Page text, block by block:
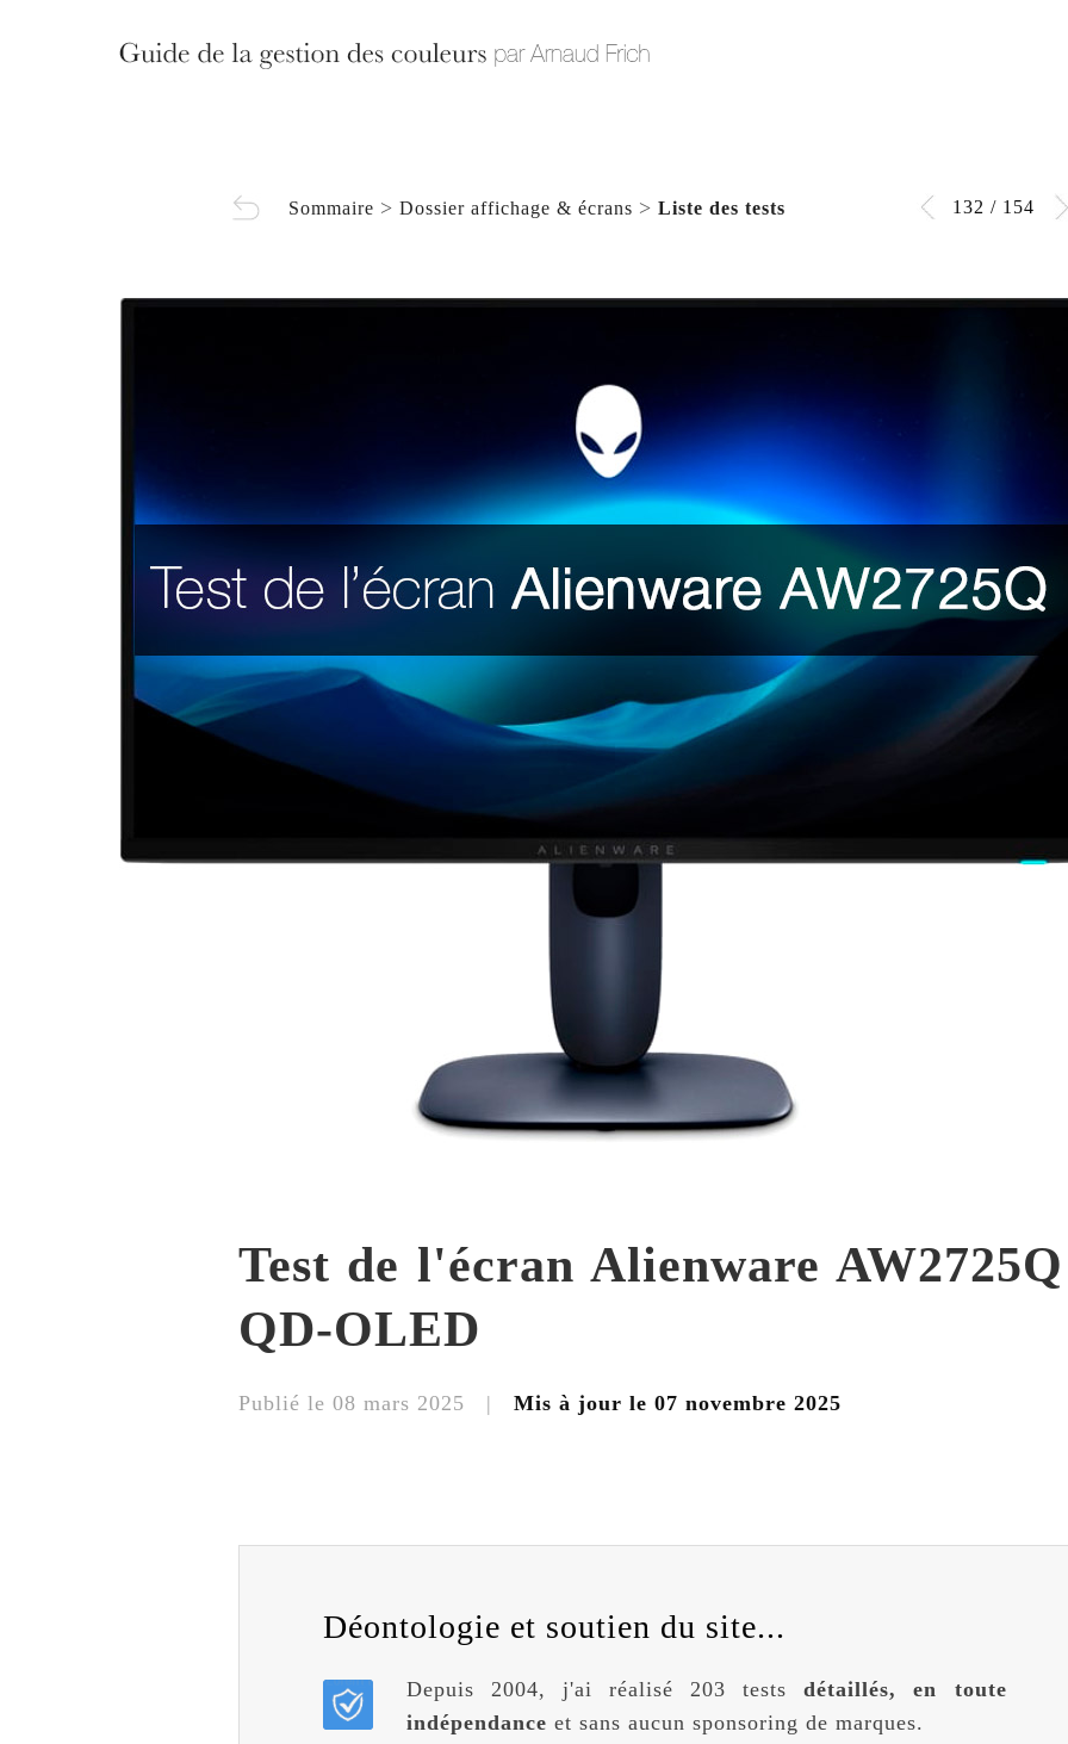
Sommaire > Dossier affichage & écrans > Liste des tests 132 / 154
Test de l'écran Alienware
QD-OLED
Publié le 08 mars 2025 | Mis à jour le 07 novembre 2025
Déontologie et soutien du site...
Depuis 2004, j'ai réalisé 203 testsdétaillés, en toute
indépendance et sans aucun sponsoring de marques.